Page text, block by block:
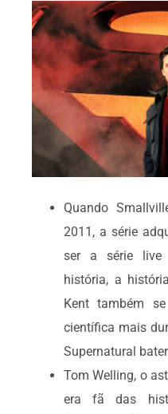
Quando
2011, a série
ser a série live
história, a
Kent também
científica mais
Supernatural
Tom Welling, o
era fã das